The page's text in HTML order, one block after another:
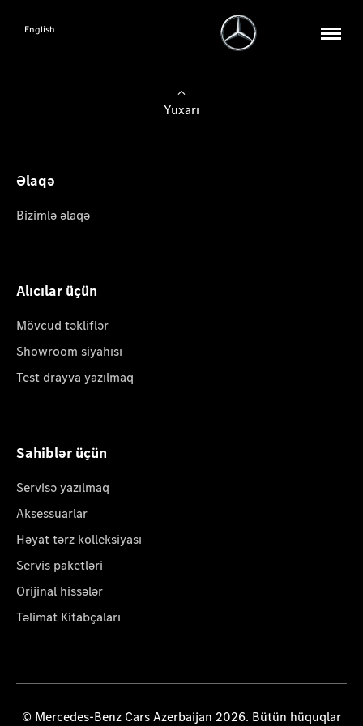
English
Yuxarı
Əlaqə
Bizimlə əlaqə
Alıcılar üçün
Mövcud təkliflər
Showroom siyahısı
Test drayva yazılmaq
Sahiblər üçün
Servisə yazılmaq
Aksessuarlar
Həyat tərz kolleksiyası
Servis paketləri
Orijinal hissələr
Təlimat Kitabçaları
© Mercedes-Benz Cars Azerbaijan 2026. Bütün hüquqlar